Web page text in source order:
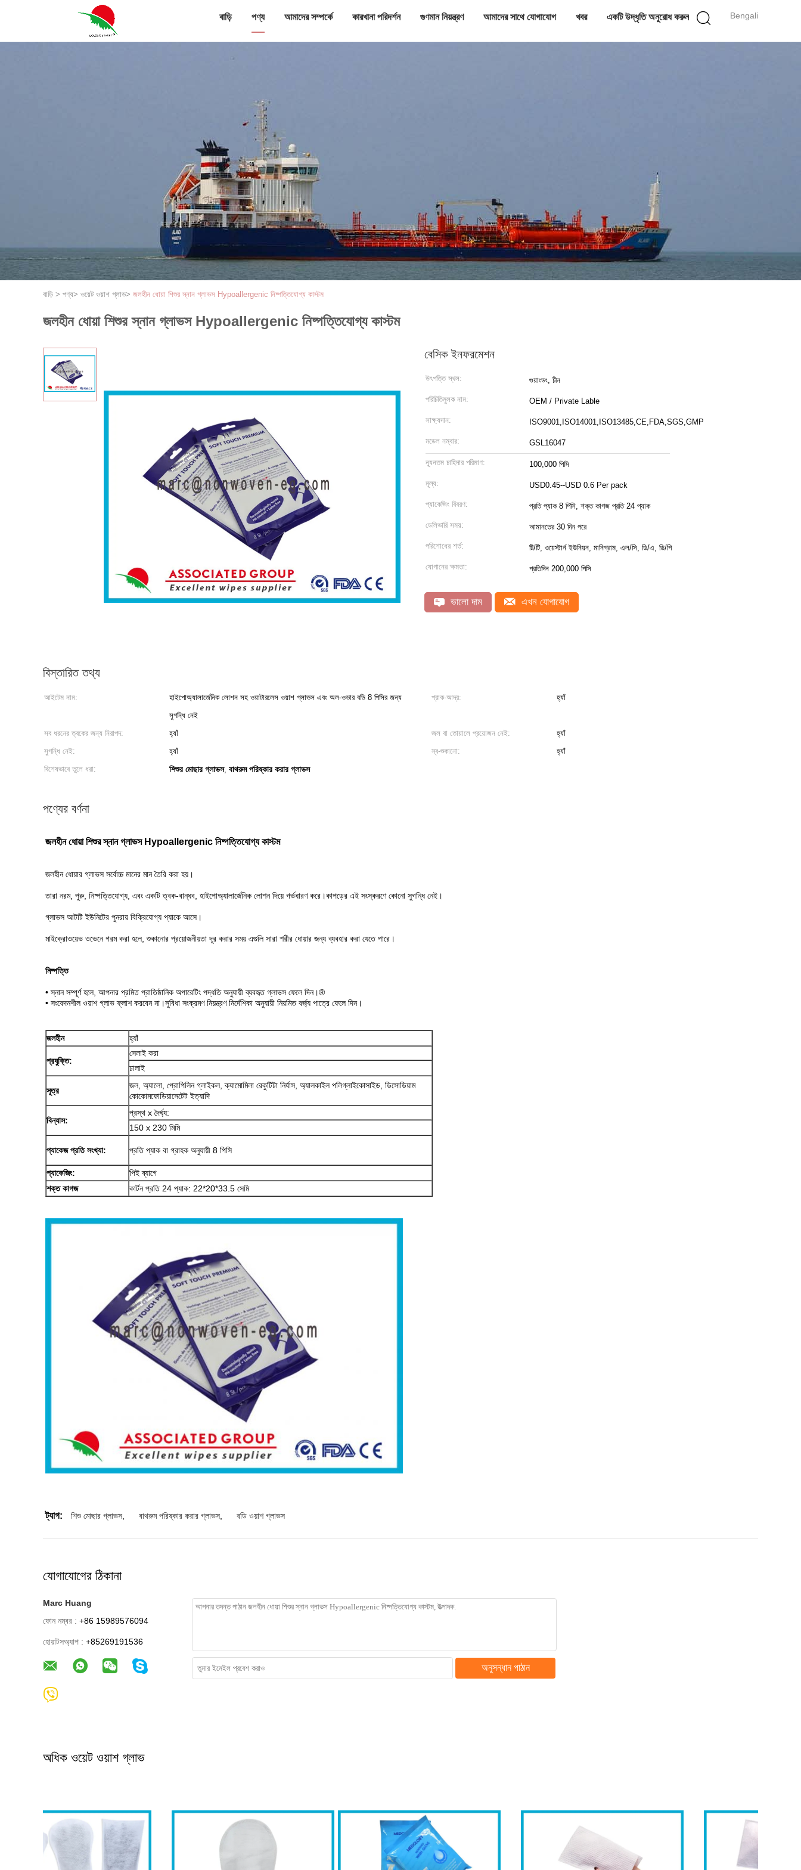
Bengali
বাড়ি পণ্য আমাদের সম্পর্কে কারখানা পরিদর্শন গুণমান নিয়ন্ত্রণ আমাদের সাথে যোগাযোগ খবর একটি উদ্ধৃতি অনুরোধ করুন
বাড়ি > পণ্য> ওয়েট ওয়াশ গ্লাভ> জলহীন ধোয়া শিশুর স্নান গ্লাভস Hypoallergenic নিষ্পত্তিযোগ্য কাস্টম
জলহীন ধোয়া শিশুর স্নান গ্লাভস Hypoallergenic নিষ্পত্তিযোগ্য কাস্টম
বেসিক ইনফরমেশন
উৎপত্তি স্থল: গুয়াংডং, চীন
পরিচিতিমুলক নাম: OEM / Private Lable
সাক্ষ্যদান: ISO9001,ISO14001,ISO13485,CE,FDA,SGS,GMP
মডেল নম্বার: GSL16047
ন্যূনতম চাহিদার পরিমাণ: 100,000 পিসি
মূল্য: USD0.45--USD 0.6 Per pack
প্যাকেজিং বিবরণ: প্রতি প্যাক 8 পিসি, শক্ত কাগজ প্রতি 24 প্যাক
ডেলিভারি সময়: আমানতের 30 দিন পরে
পরিশোধের শর্ত: টি/টি, ওয়েস্টার্ন ইউনিয়ন, মানিগ্রাম, এল/সি, ডি/এ, ডি/পি
যোগানের ক্ষমতা: প্রতিদিন 200,000 পিসি
ভালো দাম এখন যোগাযোগ
বিস্তারিত তথ্য
আইটেম নাম:
হাইপোঅ্যালার্জেনিক লোশন সহ ওয়াটারলেস ওয়াশ গ্লাভস এবং অল-ওভার বডি 8 পিসির জন্য
সুগন্ধি নেই
প্রাক-আদ্র: হ্যাঁ
সব ধরনের ত্বকের জন্য নিরাপদ: হ্যাঁ জল বা তোয়ালে প্রয়োজন নেই:
হ্যাঁ
সুগন্ধি নেই:
হ্যাঁ স্ব-শুকানো:
হ্যাঁ
বিশেষভাবে তুলে ধরা:
শিশুর মোছার গ্লাভস, বাথরুম পরিষ্কার করার গ্লাভস
পণ্যের বর্ণনা
জলহীন ধোয়া শিশুর স্নান গ্লাভস Hypoallergenic নিষ্পত্তিযোগ্য কাস্টম
জলহীন ধোয়ার গ্লাভস সর্বোচ্চ মানের মান তৈরি করা হয়।
তারা নরম, পুরু, নিষ্পত্তিযোগ্য, এবং একটি ত্বক-বান্ধব, হাইপোঅ্যালার্জেনিক লোশন দিয়ে গর্ভধারণ করে।কাপড়ের এই সংস্করণে কোনো সুগন্ধি নেই।
গ্লাভস আটটি ইউনিটের পুনরায় বিক্রিযোগ্য প্যাকে আসে।
মাইক্রোওয়েভ ওভেনে গরম করা হলে, শুকানোর প্রয়োজনীয়তা দূর করার সময় এগুলি সারা শরীর ধোয়ার জন্য ব্যবহার করা যেতে পারে।
নিষ্পত্তি
• স্নান সম্পূর্ণ হলে, আপনার প্রমিত প্রাতিষ্ঠানিক অপারেটিং পদ্ধতি অনুযায়ী ব্যবহৃত গ্লাভস ফেলে দিন।®
• সংবেদনশীল ওয়াশ গ্লাভ ফ্লাশ করবেন না।সুবিধা সংক্রমণ নিয়ন্ত্রণ নির্দেশিকা অনুযায়ী নিয়মিত বর্জ্য পাত্রে ফেলে দিন।
জলহীন হ্যাঁ
প্রযুক্তি:
সেলাই করা
ঢালাই
সূত্র
জল, অ্যালো, প্রোপিলিন গ্লাইকল, ক্যামোমিলা রেকুটিটা নির্যাস, অ্যালকাইল পলিগ্লাইকোসাইড, ডিসোডিয়াম
কোকোমফোডিয়াসেটেট ইত্যাদি
বিন্যাস:
প্রস্থ x দৈর্ঘ্য:
150 x 230 মিমি
প্যাকেজ প্রতি সংখ্যা: প্রতি প্যাক বা গ্রাহক অনুযায়ী 8 পিসি
প্যাকেজিং:
পিই ব্যাগে
শক্ত কাগজ
কার্টন প্রতি 24 প্যাক: 22*20*33.5 সেমি
ট্যাগ: শিশু মোছার গ্লাভস বাথরুম পরিষ্কার করার গ্লাভস বডি ওয়াশ গ্লাভস
যোগাযোগের ঠিকানা
Marc Huang
ফোন নম্বর : +86 15989576094
হোয়াটসঅ্যাপ : +85269191536
অনুসন্ধান পাঠান
অধিক ওয়েট ওয়াশ গ্লাভ